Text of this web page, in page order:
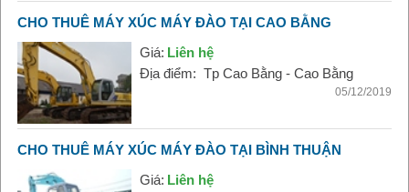
CHO THUÊ MÁY XÚC MÁY ĐÀO TẠI CAO BẰNG
Giá: Liên hệ
Địa điểm: Tp Cao Bằng - Cao Bằng
05/12/2019
CHO THUÊ MÁY XÚC MÁY ĐÀO TẠI BÌNH THUẬN
Giá: Liên hệ